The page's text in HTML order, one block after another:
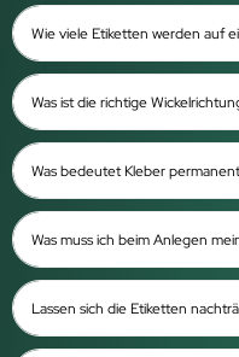
Wie viele Etiketten werden auf
Was ist die richtige
Was bedeutet Kleber
Was muss ich beim Anlegen
Lassen sich die Etiketten